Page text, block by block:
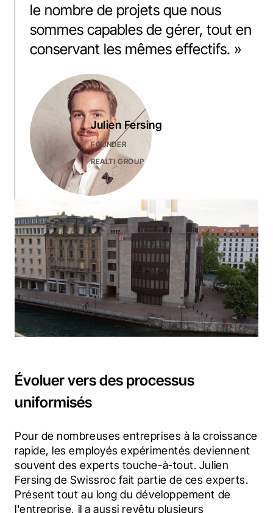
le nombre de projets que nous
sommes capables de gérer, tout en
conservant les mêmes effectifs. »
Julien Fersing
FOUNDER
REALTI GROUP
Évoluer vers des processus
uniformisés
Pour de nombreuses entreprises à la croissance
rapide, les employés expérimentés deviennent
souvent des experts touche-à-tout. Julien
Fersing de Swissroc fait partie de ces experts.
Présent tout au long du développement de
l'entreprise, il a aussi revêtu plusieurs